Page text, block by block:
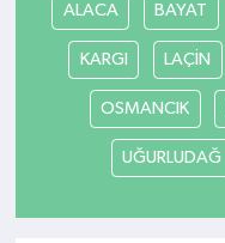
ALACA BAYAT
KARGI LAÇİN
OSMANCIK
UĞURLUDAĞ